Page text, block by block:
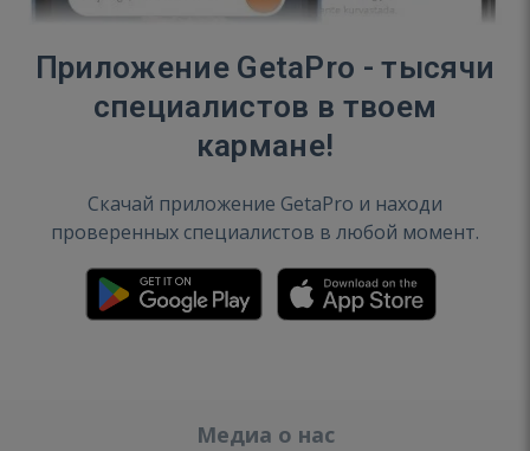
Приложение GetaPro - тысячи
специалистов в твоем
кармане!
Скачай приложение GetaPro и находи
проверенных специалистов в любой момент.
Медиа о нас